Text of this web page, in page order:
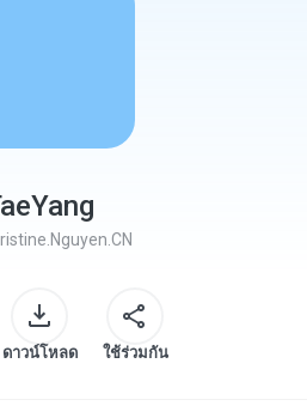
ดาวน์โหลด ใช้ร่วมกัน